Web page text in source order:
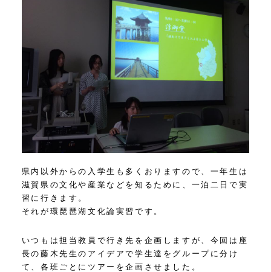
県内以外からの入学生も多くおりますので、一年生は
滋賀県の文化や産業などを知るために、一泊二日で実
習に行きます。
それが環琵琶湖文化論実習です。
いつもは担当教員で行き先を企画しますが、今回は座
長の藤木先生のアイデアで学生達をグループに分け
て、各班ごとにツアーを企画させました。